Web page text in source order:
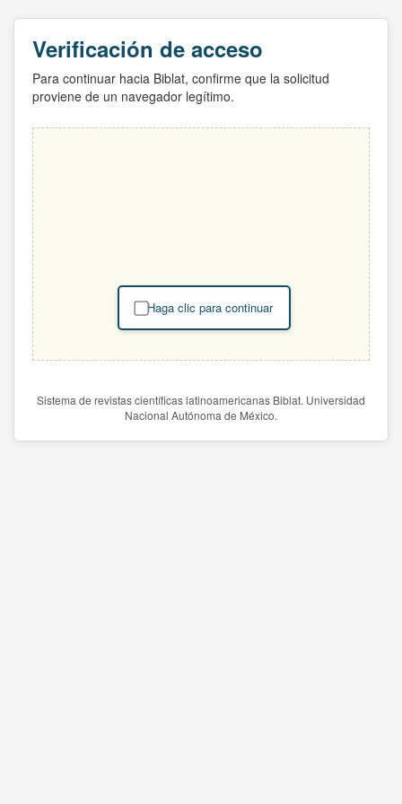
Verificación de acceso
Para continuar hacia Biblat, confirme que la solicitud
proviene de un navegador legítimo.
Haga clic para continuar
Sistema de revistas científicas latinoamericanas Biblat. Universidad
Nacional Autónoma de México.